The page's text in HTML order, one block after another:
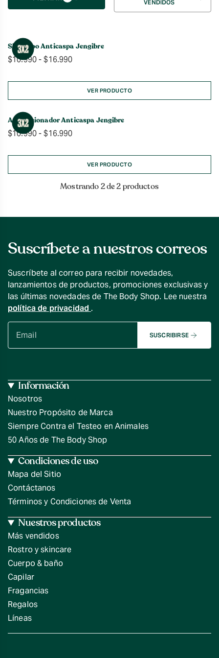
por
VENDIDOS
Shampoo Anticaspa Jengibre
$10.990- $16.990Rango
precios:
desde
$10.990
$16.990
VER PRODUCTO
Acondicionador Anticaspa Jengibre
$10.990- $16.990Rango
precios:
desde
$10.990
hasta
VER PRODUCTO
Mostrando 2 de 2 productos
Suscríbete a nuestros correos
Suscríbete al correo para recibir novedades,
lanzamientos de productos, promociones exclusivas y
las últimas novedades de The Body Shop. Lee nuestra
política de privacidad .
SUSCRIBIRSE
Información
Nosotros
Nuestro Propósito de Marca
Siempre Contra el Testeo en Animales
50 Años de The Body Shop
Condiciones de uso
Mapa del Sitio
Contáctanos
Términos y Condiciones de Venta
Nuestros productos
Más vendidos
Rostro y skincare
Cuerpo & baño
Capilar
Fragancias
Regalos
Líneas